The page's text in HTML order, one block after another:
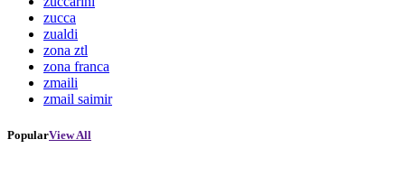
zucca
zualdi
zona ztl
zona franca
zmaili
zmail saimir
PopularView All